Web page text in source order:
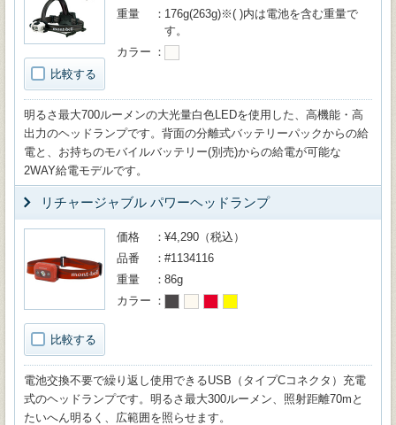
比較する
重量
176g(263g)※( )内は電池を含む重量で
す。
カラー
明るさ最大700ルーメンの大光量白色LEDを使用した、高機能・高
出力のヘッドランプです。背面の分離式バッテリーパックからの給
電と、お持ちのモバイルバッテリー(別売)からの給電が可能な
2WAY給電モデルです。
リチャージャブル パワーヘッドランプ
比較する
価格
¥4,290（税込）
品番
#1134116
重量
86g
カラー
電池交換不要で繰り返し使用できるUSB（タイプCコネクタ）充電
式のヘッドランプです。明るさ最大300ルーメン、照射距離70mと
たいへん明るく、広範囲を照らせます。